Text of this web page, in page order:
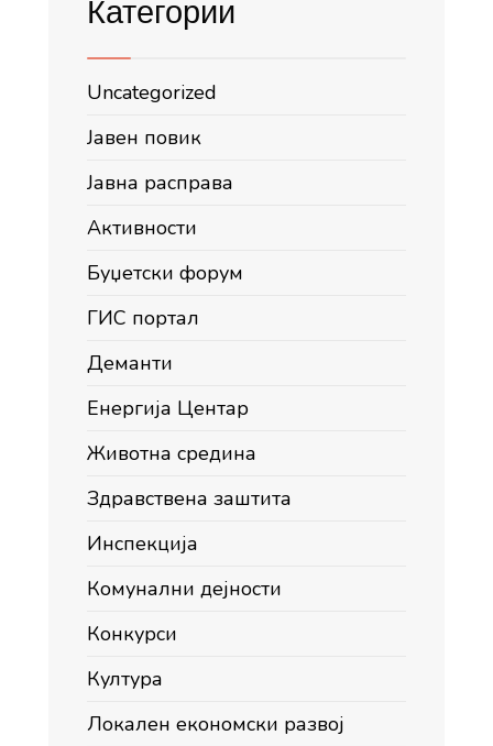
Категории
Uncategorized
Јавен повик
Јавна расправа
Активности
Буџетски форум
ГИС портал
Деманти
Енергија Центар
Животна средина
Здравствена заштита
Инспекција
Комунални дејности
Конкурси
Култура
Локален економски развој